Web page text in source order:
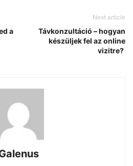
a
Next article
Távkonzultáció – hogyan
készüljek fel az online
vizitre?